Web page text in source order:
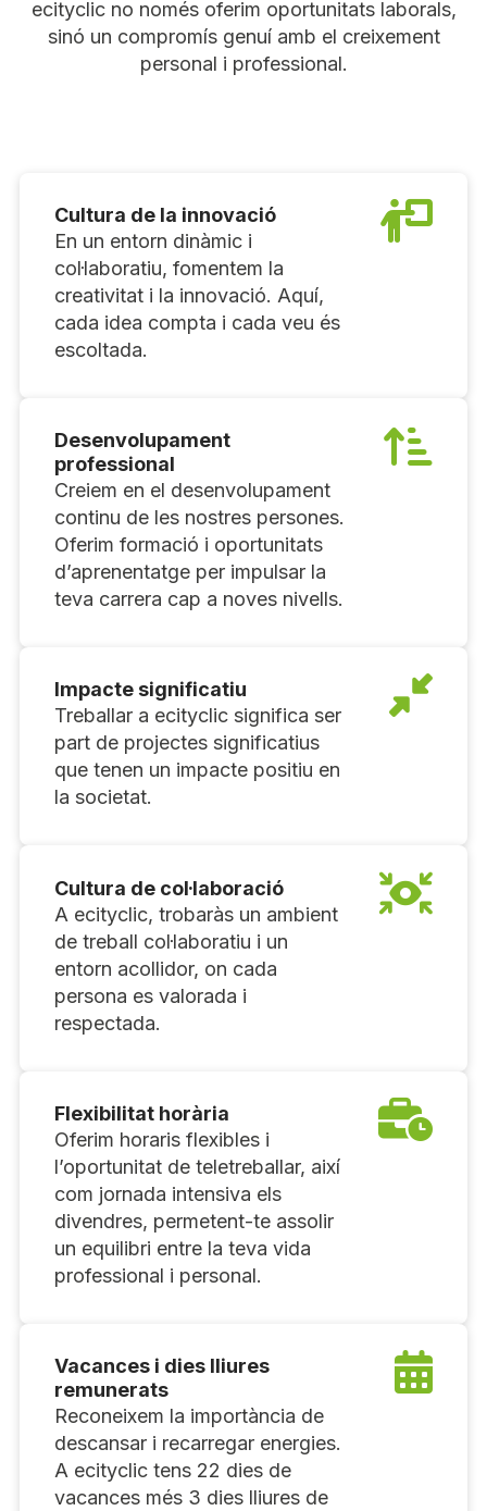
ecityclic no només oferim oportunitats laborals,
sinó un compromís genuí amb el creixement
personal i professional.
Cultura de la innovació
En un entorn dinàmic i
col·laboratiu, fomentem la
creativitat i la innovació. Aquí,
cada idea compta i cada veu és
escoltada.
Desenvolupament
professional
Creiem en el desenvolupament
continu de les nostres persones.
Oferim formació i oportunitats
d’aprenentatge per impulsar la
teva carrera cap a noves nivells.
Impacte significatiu
Treballar a ecityclic significa ser
part de projectes significatius
que tenen un impacte positiu en
la societat.
Cultura de col·laboració
A ecityclic, trobaràs un ambient
de treball col·laboratiu i un
entorn acollidor, on cada
persona es valorada i
respectada.
Flexibilitat horària
Oferim horaris flexibles i
l’oportunitat de teletreballar, així
com jornada intensiva els
divendres, permetent-te assolir
un equilibri entre la teva vida
professional i personal.
Vacances i dies lliures
remunerats
Reconeixem la importància de
descansar i recarregar energies.
A ecityclic tens 22 dies de
vacances més 3 dies lliures de